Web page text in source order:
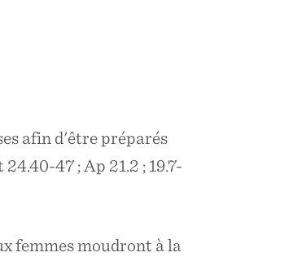
afin d'être préparés
47 ; Ap 21.2 ; 19.7-
femmes moudront à la